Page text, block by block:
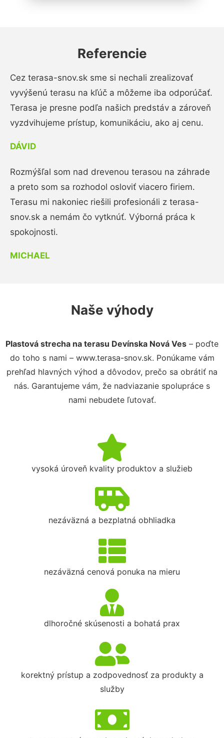
Referencie
Cez terasa-snov.sk sme si nechali zrealizovať
vyvýšenú terasu na kľúč a môžeme iba odporúčať.
Terasa je presne podľa našich predstáv a zároveň
vyzdvihujeme prístup, komunikáciu, ako aj cenu.
DÁVID
Rozmýšľal som nad drevenou terasou na záhrade
a preto som sa rozhodol osloviť viacero firiem.
Terasu mi nakoniec riešili profesionáli z terasa-
snov.sk a nemám čo vytknúť. Výborná práca k
spokojnosti.
MICHAEL
Naše výhody
Plastová strecha na terasu Devínska Nová Ves – poďte
do toho s nami – www.terasa-snov.sk. Ponúkame vám
prehľad hlavných výhod a dôvodov, prečo sa obrátiť na
nás. Garantujeme vám, že nadviazanie spolupráce s
nami nebudete ľutovať.
vysoká úroveň kvality produktov a služieb
nezáväzná a bezplatná obhliadka
nezáväzná cenová ponuka na mieru
dlhoročné skúsenosti a bohatá prax
korektný prístup a zodpovednosť za produkty a
služby